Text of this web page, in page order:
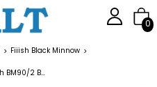
0
Fiiish Black Minnow
Fiiish BM90/2 BM024 Off Shore 10gr Blue Jig Head